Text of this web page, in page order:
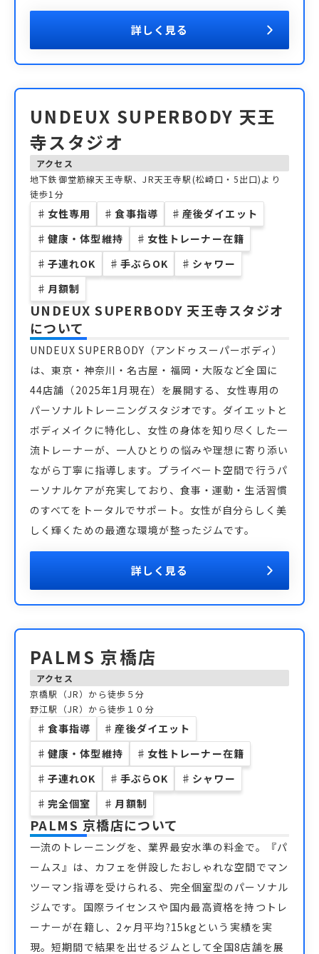
詳しく見る
UNDEUX SUPERBODY 天王
寺スタジオ
アクセス
地下鉄御堂筋線天王寺駅、JR天王寺駅(松崎口・5出口)より
徒歩1分
♯ 女性専用 ♯ 食事指導 ♯ 産後ダイエット
♯ 健康・体型維持 ♯ 女性トレーナー在籍
♯ 子連れOK ♯ 手ぶらOK ♯ シャワー
♯ 月額制
UNDEUX SUPERBODY 天王寺スタジオ
について
UNDEUX SUPERBODY（アンドゥスーパーボディ）
は、東京・神奈川・名古屋・福岡・大阪など全国に
44店舗（2025年1月現在）を展開する、女性専用の
パーソナルトレーニングスタジオです。ダイエットと
ボディメイクに特化し、女性の身体を知り尽くした一
流トレーナーが、一人ひとりの悩みや理想に寄り添い
ながら丁寧に指導します。プライベート空間で行うパ
ーソナルケアが充実しており、食事・運動・生活習慣
のすべてをトータルでサポート。女性が自分らしく美
しく輝くための最適な環境が整ったジムです。
詳しく見る
PALMS 京橋店
アクセス
京橋駅（JR）から徒歩５分
野江駅（JR）から徒歩１０分
♯ 食事指導 ♯ 産後ダイエット
♯ 健康・体型維持 ♯ 女性トレーナー在籍
♯ 子連れOK ♯ 手ぶらOK ♯ シャワー
♯ 完全個室 ♯ 月額制
PALMS 京橋店について
一流のトレーニングを、業界最安水準の料金で。『パ
ームス』は、カフェを併設したおしゃれな空間でマン
ツーマン指導を受けられる、完全個室型のパーソナル
ジムです。国際ライセンスや国内最高資格を持つトレ
ーナーが在籍し、2ヶ月平均?15kgという実績を実
現。短期間で結果を出せるジムとして全国8店舗を展